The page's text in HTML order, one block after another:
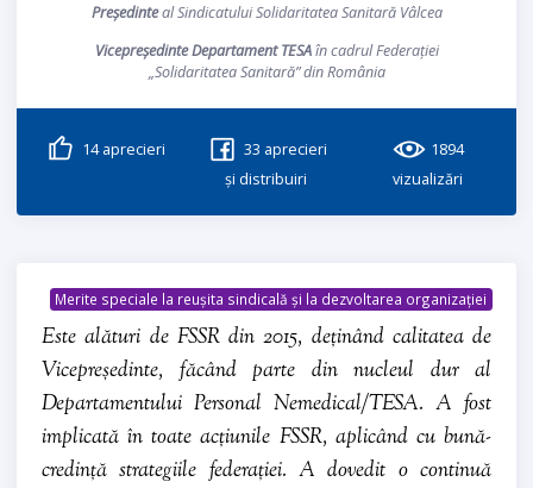
Președinteal Sindicatului Solidaritatea Sanitară Vâlcea
Vicepreședinte Departament TESAîn cadrul Federației
„Solidaritatea Sanitară” din România
14aprecieri 33 aprecieri
și distribuiri
1894
vizualizări
Merite speciale la reușita sindicală și la dezvoltarea organizației
Este alături de FSSR din 2015, deținând calitatea de
Vicepreședinte, făcând parte din nucleul dur al
Departamentului Personal Nemedical/TESA. A fost
implicată în toate acțiunile FSSR, aplicând cu bună-
credință strategiile federației. A dovedit o continuă